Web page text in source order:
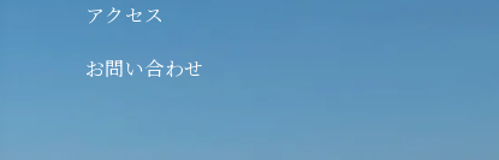
アクセス
お問い合わせ